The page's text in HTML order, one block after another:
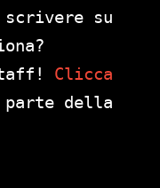
su
Clicca
della